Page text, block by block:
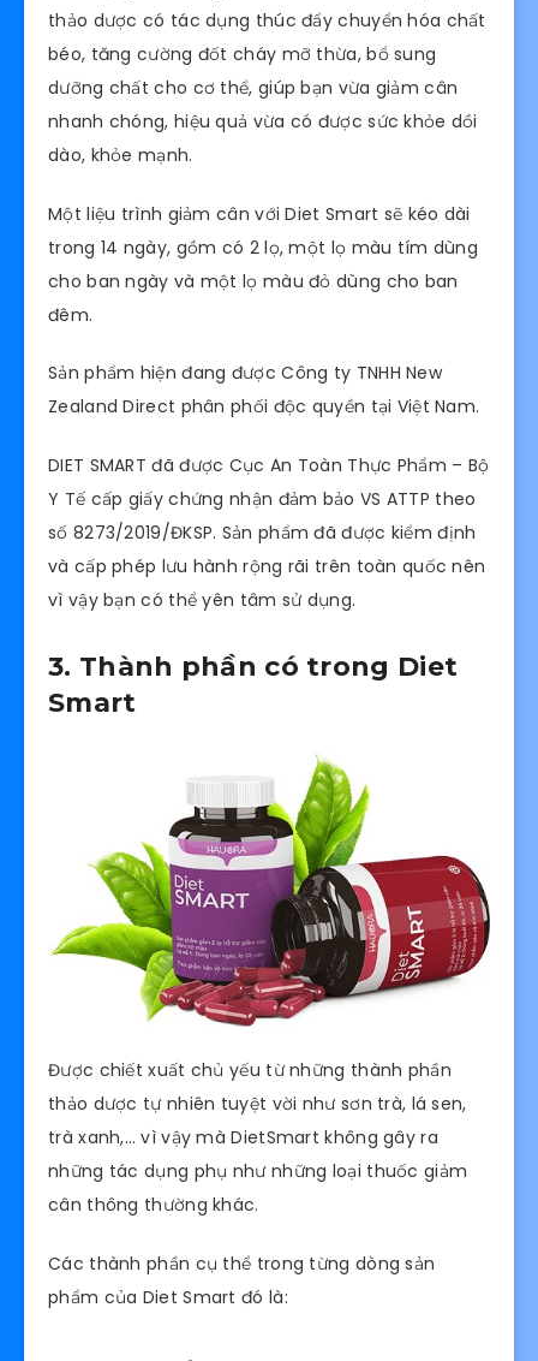
thảo dược có tác dụng thúc đẩy chuyển hóa chất
béo, tăng cường đốt cháy mỡ thừa, bổ sung
dưỡng chất cho cơ thể, giúp bạn vừa giảm cân
nhanh chóng, hiệu quả vừa có được sức khỏe dồi
dào, khỏe mạnh.
Một liệu trình giảm cân với Diet Smart sẽ kéo dài
trong 14 ngày, gồm có 2 lọ, một lọ màu tím dùng
cho ban ngày và một lọ màu đỏ dùng cho ban
đêm.
Sản phẩm hiện đang được Công ty TNHH New
Zealand Direct phân phối độc quyền tại Việt Nam.
DIET SMART đã được Cục An Toàn Thực Phẩm – Bộ
Y Tế cấp giấy chứng nhận đảm bảo VS ATTP theo
số 8273/2019/ĐKSP. Sản phẩm đã được kiểm định
và cấp phép lưu hành rộng rãi trên toàn quốc nên
vì vậy bạn có thể yên tâm sử dụng.
3. Thành phần có trong Diet
Smart
Được chiết xuất chủ yếu từ những thành phần
thảo dược tự nhiên tuyệt vời như sơn trà, lá sen,
trà xanh,… vì vậy mà DietSmart không gây ra
những tác dụng phụ như những loại thuốc giảm
cân thông thường khác.
Các thành phần cụ thể trong từng dòng sản
phẩm của Diet Smart đó là: